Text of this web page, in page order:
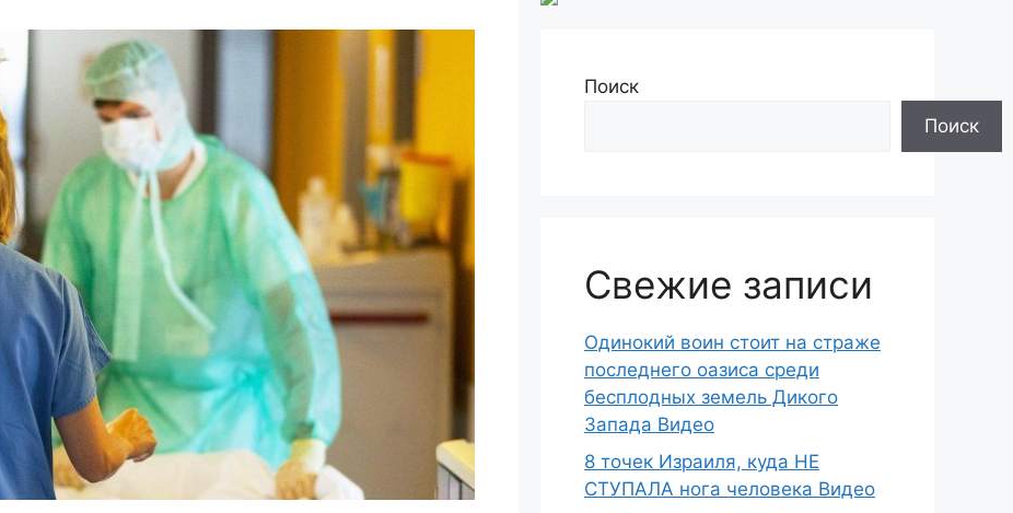
Поиск
Поиск
Свежие записи
Одинокий воин стоит на страже
последнего оазиса среди
бесплодных земель Дикого
Запада Видео
8 точек Израиля, куда НЕ
СТУПАЛА нога человека Видео